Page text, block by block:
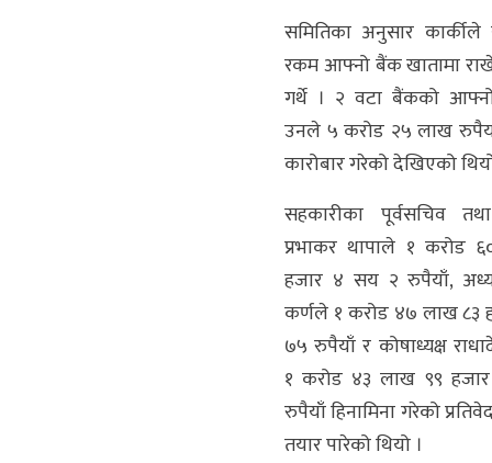
समितिका अनुसार कार्कीले
रकम आफ्नो बैंक खातामा
गर्थे । २ वटा बैंकको
उनले ५ करोड २५ लाख
कारोबार गरेको देखिएको
सहकारीका पूर्वसचिव
प्रभाकर थापाले १ करोड
हजार ४ सय २ रुपैयाँ,
कर्णले १ करोड ४७ लाख ८३
७५ रुपैयाँ र कोषाध्यक्ष
१ करोड ४३ लाख ९९
रुपैयाँ हिनामिना गरेको
तयार पारेको थियो ।